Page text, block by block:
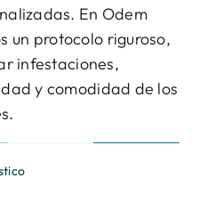
En Odem
un protocolo riguroso,
infestaciones,
y comodidad de los